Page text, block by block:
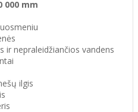
000 mm
ir nepraleidžiančios vandens
ilgis